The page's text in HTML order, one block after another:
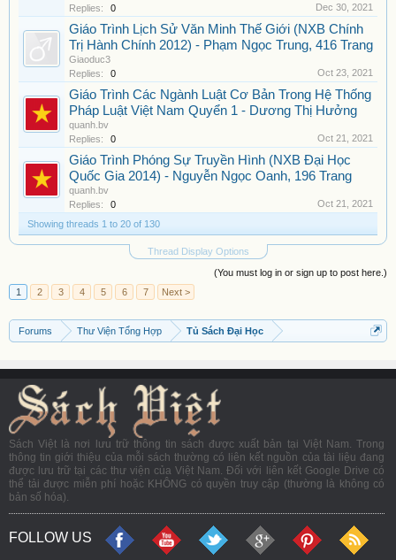
Replies:
0 Dec 30, 2021
Giáo Trình Lịch Sử Văn Minh Thế Giới (NXB Chính
Trị Hành Chính 2012) - Phạm Ngọc Trung, 416 Trang
Giaoduc3
Replies:
0 Oct 23, 2021
Giáo Trình Các Ngành Luật Cơ Bản Trong Hệ Thống
Pháp Luật Việt Nam Quyển 1 - Dương Thị Hưởng
quanh.bv
Replies:
0 Oct 21, 2021
Giáo Trình Phóng Sự Truyền Hình (NXB Đại Học
Quốc Gia 2014) - Nguyễn Ngọc Oanh, 196 Trang
quanh.bv
Replies:
0
Oct 21, 2021
Showing threads 1 to 20 of 130
Thread Display Options
(You must log in or sign up to post here.)
1
2 3 4 5 6 7 Next >
Forums Thư Viện Tổng Hợp Tủ Sách Đại Học
Sách Việt là nơi lưu trữ thông tin sách được xuất bản tại Việt Nam. Trong
thông tin giới thiệu của mỗi sách thường có liên kết nguồn của tài liệu đang
được lưu trữ tại các thư viện của Việt Nam. Đối với liên kết Google Drive có
thể tải được miễn phí hoặc KHÔNG có quyền truy cập (thường là không có
bản số hóa).
FOLLOW US